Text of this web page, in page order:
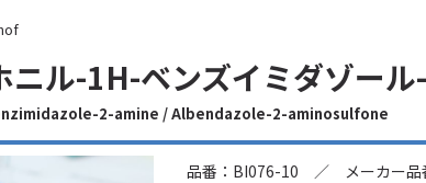
ニル-1H-ベンズイミダゾー
2-amine / Albendazole-2-aminosulfone
品番：BI076-10 ／ メーカー品